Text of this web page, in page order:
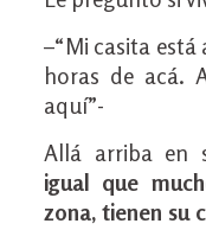
–“Mi casita está
horas de acá.
aquí”-
Allá arriba en
igual que
zona, tienen su